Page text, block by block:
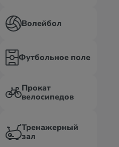
Волейбол
Футбольное поле
Прокат
велосипедов
Тренажерный
зал